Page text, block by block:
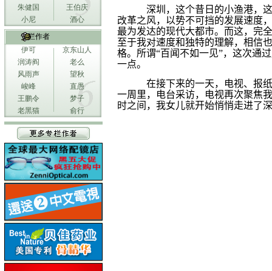
朱健国
王伯庆
小尼
酒心
专栏作者
伊可
京东山人
润涛阎
老么
风雨声
望秋
峻峰
直愚
王鹏令
梦子
老黑猫
俞行
深圳，这个昔日的小渔港，
改革之风，以势不可挡的发展速度
最为发达的现代大都市。而这，完
至于我对速度和独特的理解，相信
格。所谓“百闻不如一见”，这次通
一点。
在接下来的一天，电视、报
一周里，电台采访，电视再次聚焦
时之间，我女儿就开始悄悄走进了